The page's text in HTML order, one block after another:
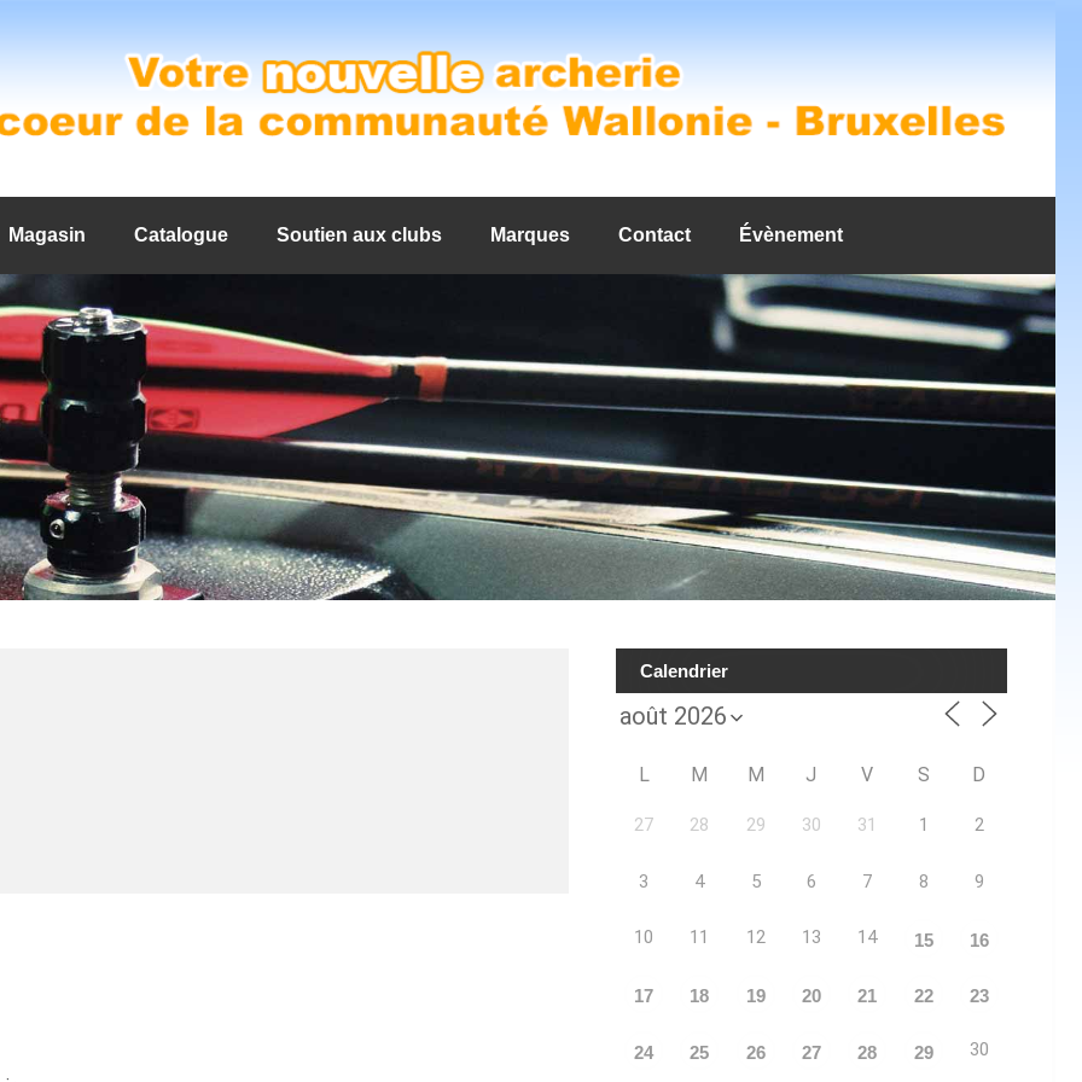
Magasin Catalogue Soutien aux clubs Marques Contact Évènement
Calendrier
L M M J V S D
27 28 29 30 31 1 2
3 4 5 6 7 8 9
10 11 12 13 14 15 16
17 18 19 20 21 22 23
24 25 26 27 28 29 30